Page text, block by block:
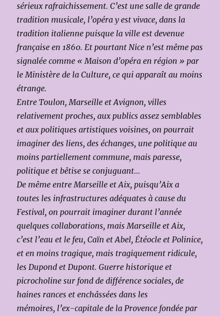
sérieux rafraichissement. C’est une salle de grande
tradition musicale, l’opéra y est vivace, dans la
tradition italienne puisque la ville est devenue
française en 1860. Et pourtant Nice n’est même pas
signalée comme « Maison d’opéra en région » par
le Ministère de la Culture, ce qui apparaît au moins
étrange.
Entre Toulon, Marseille et Avignon, villes
relativement proches, aux publics assez semblables
et aux politiques artistiques voisines, on pourrait
imaginer des liens, des échanges, une politique au
moins partiellement commune, mais paresse,
politique et bêtise se conjuguant…
De même entre Marseille et Aix, puisqu’Aix a
toutes les infrastructures adéquates à cause du
Festival, on pourrait imaginer durant l’année
quelques collaborations, mais Marseille et Aix,
c’est l’eau et le feu, Caïn et Abel, Étéocle et Polinice,
et en moins tragique, mais tragiquement ridicule,
les Dupond et Dupont. Guerre historique et
picrocholine sur fond de différence sociales, de
haines rances et enchâssées dans les
mémoires, l’ex-capitale de la Provence fondée par